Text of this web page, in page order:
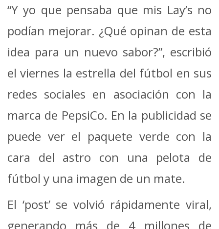
“Y yo que pensaba que mis Lay’s no
podían mejorar. ¿Qué opinan de esta
idea para un nuevo sabor?”, escribió
el viernes la estrella del fútbol en sus
redes sociales en asociación con la
marca de PepsiCo. En la publicidad se
puede ver el paquete verde con la
cara del astro con una pelota de
fútbol y una imagen de un mate.
El ‘post’ se volvió rápidamente viral,
generando más de 4 millones de